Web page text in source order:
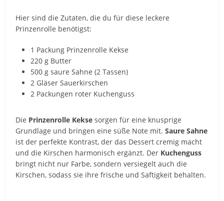
Hier sind die Zutaten, die du für diese leckere
Prinzenrolle benötigst:
1 Packung Prinzenrolle Kekse
220 g Butter
500 g saure Sahne (2 Tassen)
2 Gläser Sauerkirschen
2 Packungen roter Kuchenguss
Die Prinzenrolle Kekse sorgen für eine knusprige
Grundlage und bringen eine süße Note mit.Saure Sahne
ist der perfekte Kontrast, der das Dessert cremig macht
und die Kirschen harmonisch ergänzt. Der Kuchenguss
bringt nicht nur Farbe, sondern versiegelt auch die
Kirschen, sodass sie ihre frische und Saftigkeit behalten.